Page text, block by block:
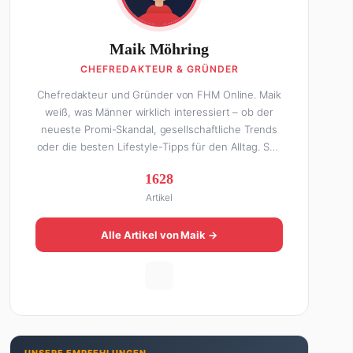
Maik Möhring
CHEFREDAKTEUR & GRÜNDER
Chefredakteur und Gründer von FHM Online. Maik
weiß, was Männer wirklich interessiert – ob der
neueste Promi-Skandal, gesellschaftliche Trends
oder die besten Lifestyle-Tipps für den Alltag. Seit
hat FHM Online zu einer der führenden Männer-
Lifestyle-Plattformen im deutschsprachigen Raum
aufgebaut. Sein Weg dahin war alles andere als
geradlinig: Die eine Hälfte seines Lebens stand er
in der Gastronomie – mit allem, was dazugehört.
unterhaltsam und immer nah dran. Wenn Maik
1628
Artikel
Alle Artikel von Maik →